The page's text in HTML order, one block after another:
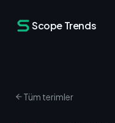
Scope Trends
Tüm terimler